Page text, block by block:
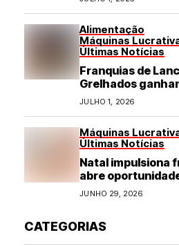
Alimentação
Máquinas
Últimas Notícias
Franquias de
Grelhados
com demanda
rápidas e de
JULHO 1, 2026
Máquinas
Últimas Notícias
Natal impulsiona
abre
diversos
JUNHO 29, 2026
CATEGORIAS